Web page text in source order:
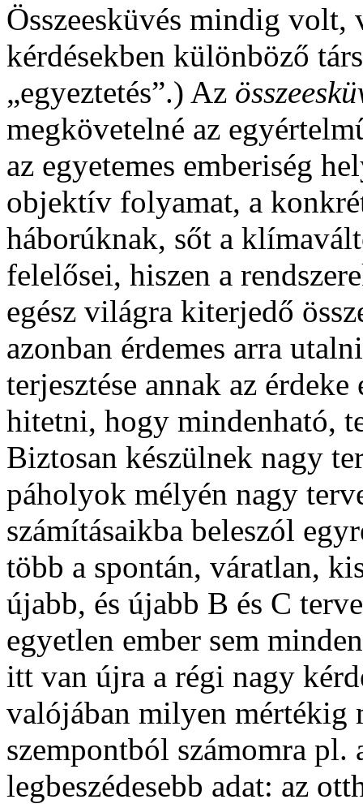
Összeesküvés mindig
kérdésekben különböző
„egyeztetés”.) Az
megkövetelné az
az egyetemes emberiség
objektív folyamat, a
háborúknak, sőt a
felelősei, hiszen a
egész világra kiterjedő
azonban érdemes arra
terjesztése annak az
hitetni, hogy mindenható,
Biztosan készülnek nagy
páholyok mélyén nagy
számításaikba beleszól
több a spontán, váratlan,
újabb, és újabb B és C
egyetlen ember sem
itt van újra a régi nagy
valójában milyen mértékig
szempontból számomra pl.
legbeszédesebb adat: az